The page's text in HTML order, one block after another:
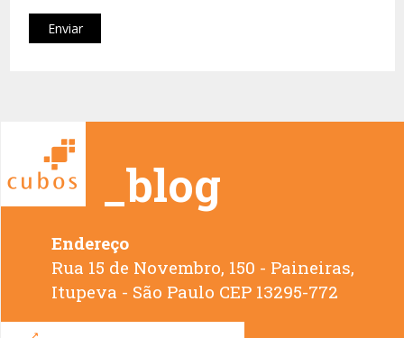
_blog
Endereço
Rua 15 de Novembro, 150 - Paineiras,